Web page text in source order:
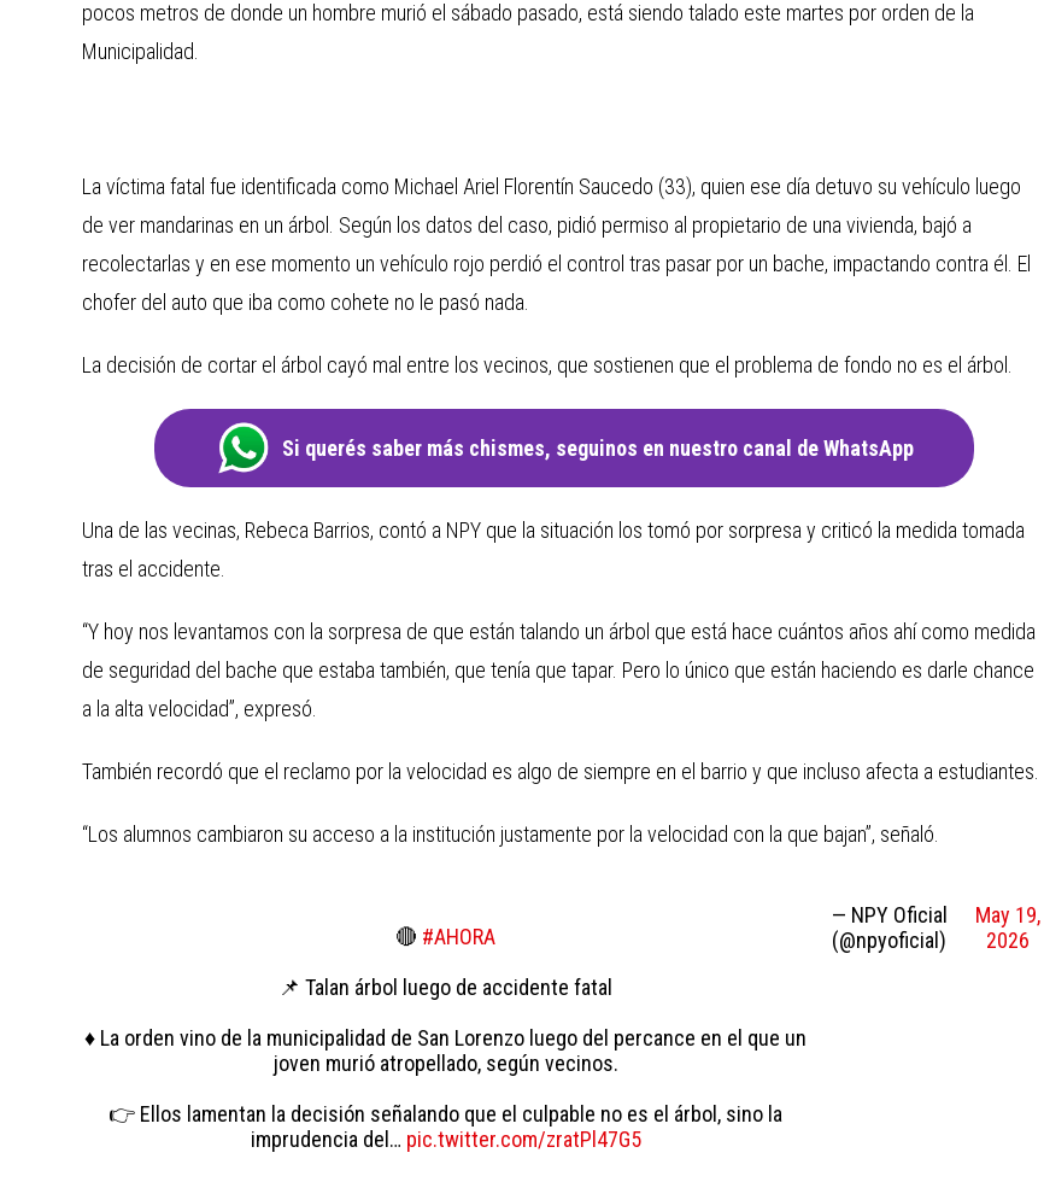
pocos metros de donde un hombre murió el sábado pasado, está siendo talado este martes por orden de la
Municipalidad.
La víctima fatal fue identificada como Michael Ariel Florentín Saucedo (33), quien ese día detuvo su vehículo luego
de ver mandarinas en un árbol. Según los datos del caso, pidió permiso al propietario de una vivienda, bajó a
recolectarlas y en ese momento un vehículo rojo perdió el control tras pasar por un bache, impactando contra él. El
chofer del auto que iba como cohete no le pasó nada.
La decisión de cortar el árbol cayó mal entre los vecinos, que sostienen que el problema de fondo no es el árbol.
Si querés saber más chismes, seguinos en nuestro canal de WhatsApp
Una de las vecinas, Rebeca Barrios, contó a NPY que la situación los tomó por sorpresa y criticó la medida tomada
tras el accidente.
“Y hoy nos levantamos con la sorpresa de que están talando un árbol que está hace cuántos años ahí como medida
de seguridad del bache que estaba también, que tenía que tapar. Pero lo único que están haciendo es darle chance
a la alta velocidad”, expresó.
También recordó que el reclamo por la velocidad es algo de siempre en el barrio y que incluso afecta a estudiantes.
“Los alumnos cambiaron su acceso a la institución justamente por la velocidad con la que bajan”, señaló.
🔴 #AHORA
📌 Talan árbol luego de accidente fatal
♦️ La orden vino de la municipalidad de San Lorenzo luego del percance en el que un
joven murió atropellado, según vecinos.
👉 Ellos lamentan la decisión señalando que el culpable no es el árbol, sino la
imprudencia del… pic.twitter.com/zratPl47G5
— NPY Oficial
(@npyoficial)
May 19,
2026